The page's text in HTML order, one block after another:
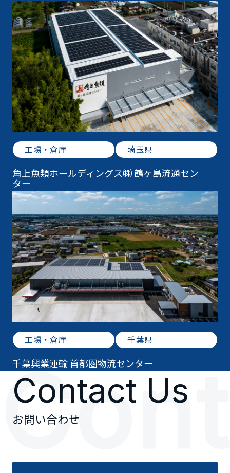
工場・倉庫 埼玉県
角上魚類ホールディングス㈱ 鶴ヶ島流通セン
ター
工場・倉庫 千葉県
千葉興業運輸 首都圏物流センター
Con
Contact Us
お問い合わせ